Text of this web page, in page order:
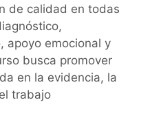
de calidad en todas
apoyo emocional y
busca promover
en la evidencia, la
trabajo